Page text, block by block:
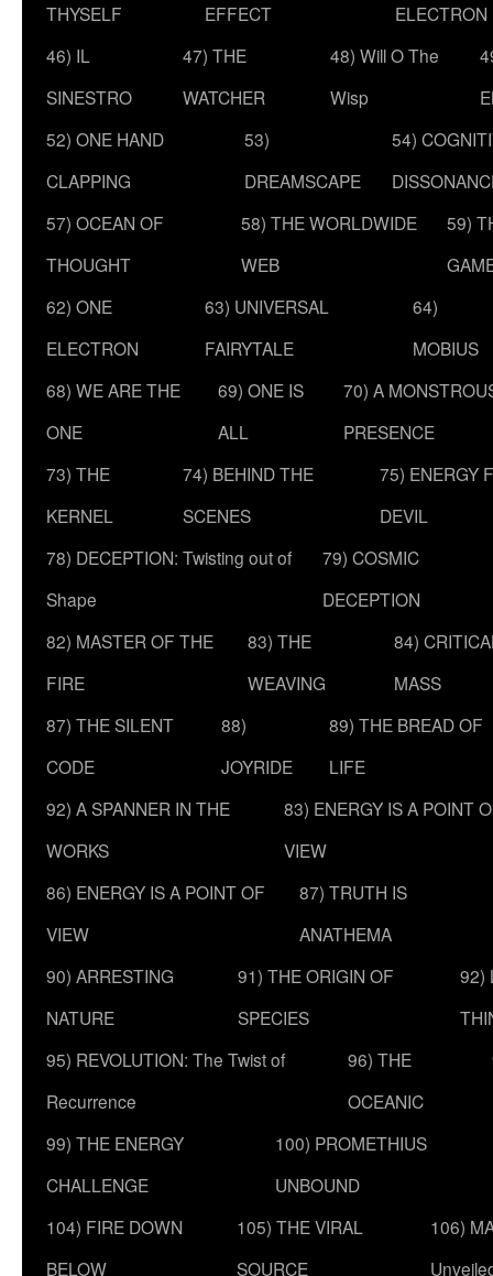
THYSELF
EFFECT
ELECTRON
46) IL
SINESTRO
47) THE
WATCHER
48) Will O The
Wisp
52) ONE HAND
CLAPPING
53)
DREAMSCAPE
54)
57) OCEAN OF
THOUGHT
58) THE WORLDWIDE
WEB
59)
62) ONE
ELECTRON
63) UNIVERSAL
FAIRYTALE
64)
MOBIUS
68) WE ARE THE
ONE
69) ONE IS
ALL
70) A
PRESENCE
73) THE
KERNEL
74) BEHIND THE
SCENES
75) ENERGY
DEVIL
78) DECEPTION: Twisting out of
Shape
79) COSMIC
DECEPTION
82) MASTER OF THE
FIRE
83) THE
WEAVING
84)
MASS
87) THE SILENT
CODE
88)
JOYRIDE
89) THE BREAD OF
LIFE
92) A SPANNER IN THE
WORKS
83) ENERGY IS A POINT
VIEW
86) ENERGY IS A POINT OF
VIEW
87) TRUTH IS
ANATHEMA
90) ARRESTING
NATURE
91) THE ORIGIN OF
SPECIES
92)
95) REVOLUTION: The Twist of
Recurrence
96) THE
OCEANIC
99) THE ENERGY
CHALLENGE
100) PROMETHIUS
UNBOUND
104) FIRE DOWN
BELOW
105) THE VIRAL
SOURCE
106)